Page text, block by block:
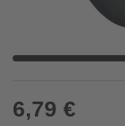
6,79 €